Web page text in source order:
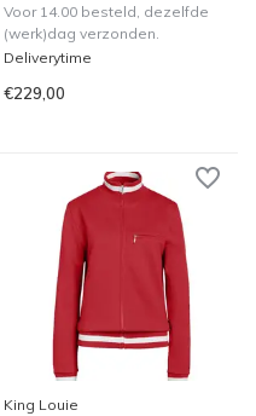
Voor 14.00 besteld, dezelfde
(werk)dag verzonden.
Deliverytime
€229,00
King Louie